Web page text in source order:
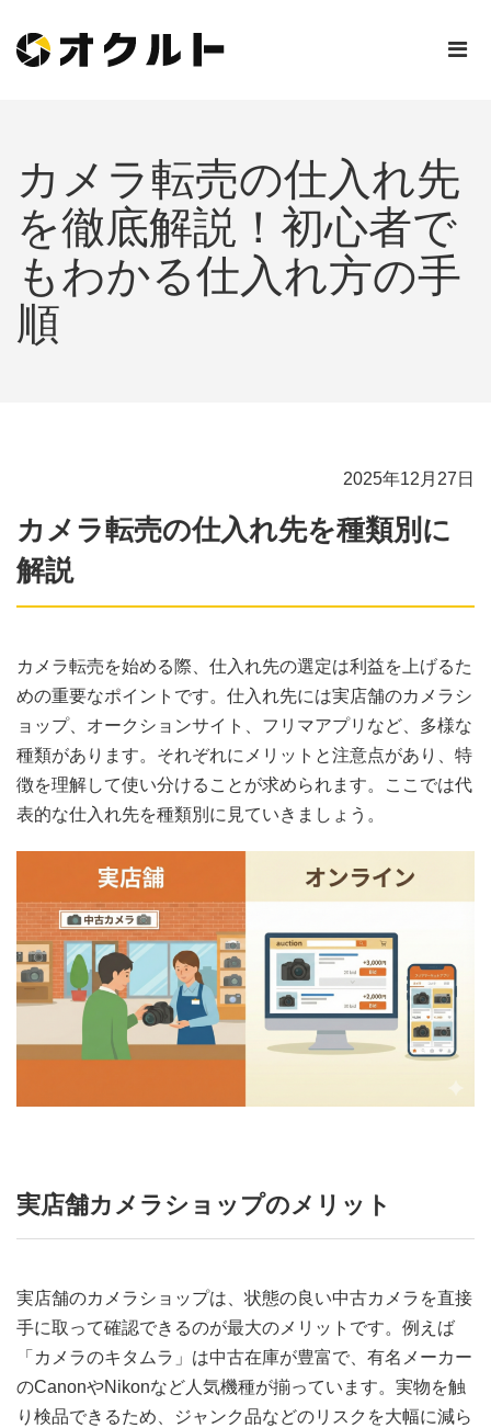
カメラ転売の仕入れ先
を徹底解説！初心者で
もわかる仕入れ方の手
順
2025年12月27日
カメラ転売の仕入れ先を種類別に
解説
カメラ転売を始める際、仕入れ先の選定は利益を上げるた
めの重要なポイントです。仕入れ先には実店舗のカメラシ
ョップ、オークションサイト、フリマアプリなど、多様な
種類があります。それぞれにメリットと注意点があり、特
徴を理解して使い分けることが求められます。ここでは代
表的な仕入れ先を種類別に見ていきましょう。
実店舗カメラショップのメリット
実店舗のカメラショップは、状態の良い中古カメラを直接
手に取って確認できるのが最大のメリットです。例えば
「カメラのキタムラ」は中古在庫が豊富で、有名メーカー
のCanonやNikonなど人気機種が揃っています。実物を触
り検品できるため、ジャンク品などのリスクを大幅に減ら